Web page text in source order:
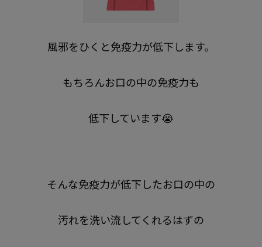
風邪をひくと免疫力が低下します。
もちろんお口の中の免疫力も
低下しています😭
そんな免疫力が低下したお口の中の
汚れを洗い流してくれるはずの